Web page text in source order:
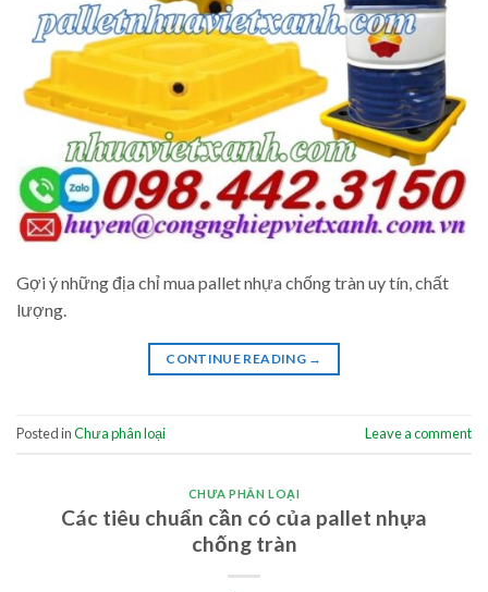
Gợi ý những địa chỉ mua pallet nhựa chống tràn uy tín, chất
lượng.
CONTINUE READING →
Posted inChưa phân loại Leave a comment
CHƯA PHÂN LOẠI
Các tiêu chuẩn cần có của pallet nhựa
chống tràn